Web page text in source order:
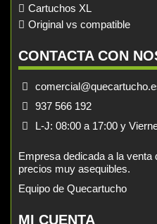
Cartuchos XL
Original vs compatible
CONTACTA CON
937 566 192
L-J: 08:00 a 17:00 y
Empresa dedicada a la
precios muy asequibles.
Equipo de Quecartucho
MI CUENTA